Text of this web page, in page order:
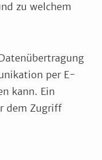
zu welchem
per E-
kann. Ein
dem Zugriff